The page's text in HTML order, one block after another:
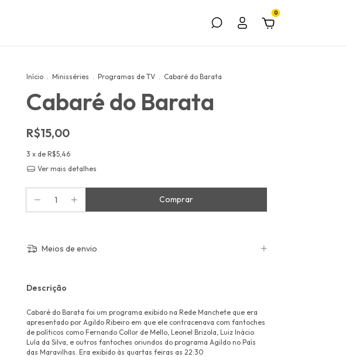
0
Início . Minisséries . Programas de TV . Cabaré do Barata
Cabaré do Barata
R$15,00
3 x de R$5,46
Ver mais detalhes
Meios de envio
Descrição
Cabaré do Barata foi um programa exibido na Rede Manchete que era
apresentado por Agildo Ribeiro em que ele contracenava com fantoches
de políticos como Fernando Collor de Mello, Leonel Brizola, Luiz Inácio
Lula da Silva, e outros fantoches oriundos do programa Agildo no País
das Maravilhas. Era exibido às quartas feiras as 22:30